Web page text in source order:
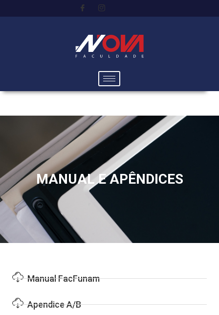
MANUAL E APÊNDICES
Manual FacFunam
Apendice A/B